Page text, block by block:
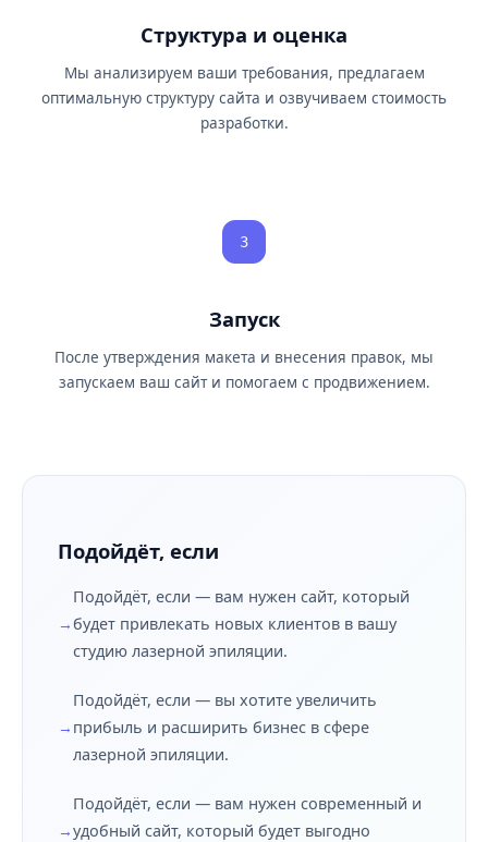
Структура и оценка
Мы анализируем ваши требования, предлагаем
оптимальную структуру сайта и озвучиваем стоимость
разработки.
3
Запуск
После утверждения макета и внесения правок, мы
запускаем ваш сайт и помогаем с продвижением.
Подойдёт, если
Подойдёт, если — вам нужен сайт, который
будет привлекать новых клиентов в вашу
студию лазерной эпиляции.
Подойдёт, если — вы хотите увеличить
прибыль и расширить бизнес в сфере
лазерной эпиляции.
Подойдёт, если — вам нужен современный и
удобный сайт, который будет выгодно